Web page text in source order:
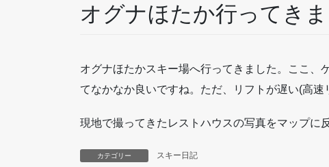
オグナほたか行ってき
オグナほたかスキー場へ行ってきました。ここ、
てなかなか良いですね。ただ、リフトが遅い(高速
現地で撮ってきたレストハウスの写真をマップに
カテゴリー スキー日記